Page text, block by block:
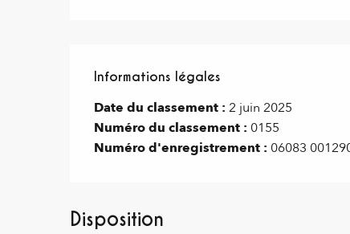
Informations légales
Informations légales
Date du classement : 2 juin 2025
Numéro du classement : 0155
Numéro d'enregistrement : 06083
Disposition